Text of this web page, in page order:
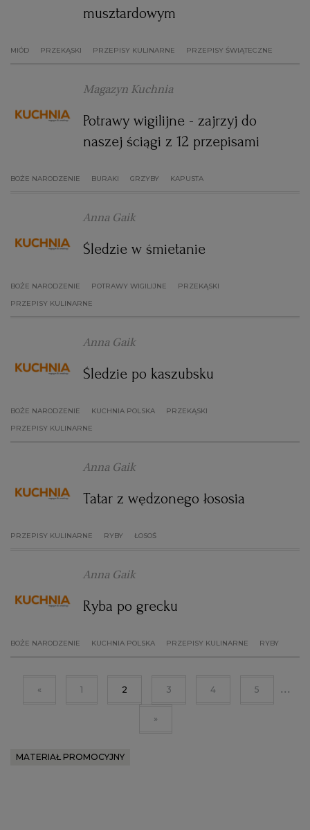
musztardowym
MIÓD PRZEKĄSKI PRZEPISY KULINARNE PRZEPISY ŚWIĄTECZNE
Magazyn Kuchnia
Potrawy wigilijne - zajrzyj do
naszej ściągi z 12 przepisami
BOŻE NARODZENIE BURAKI GRZYBY KAPUSTA
Anna Gaik
Śledzie w śmietanie
BOŻE NARODZENIE POTRAWY WIGILIJNE
PRZEKĄSKI
PRZEPISY KULINARNE
Anna Gaik
Śledzie po kaszubsku
BOŻE NARODZENIE KUCHNIA POLSKA
PRZEKĄSKI
PRZEPISY KULINARNE
Anna Gaik
Tatar z wędzonego łososia
PRZEPISY KULINARNE RYBY ŁOSOŚ
Anna Gaik
Ryba po grecku
BOŻE NARODZENIE KUCHNIA POLSKA PRZEPISY KULINARNE RYBY
« 1 2 3 4 5 ...
»
MATERIAŁ PROMOCYJNY